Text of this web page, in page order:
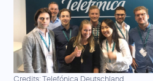
Credits: Telefónica Deutschland